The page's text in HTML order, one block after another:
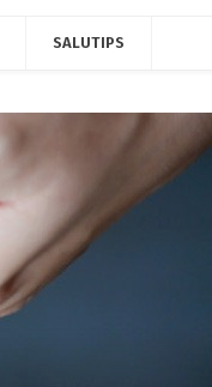
SALUTIPS